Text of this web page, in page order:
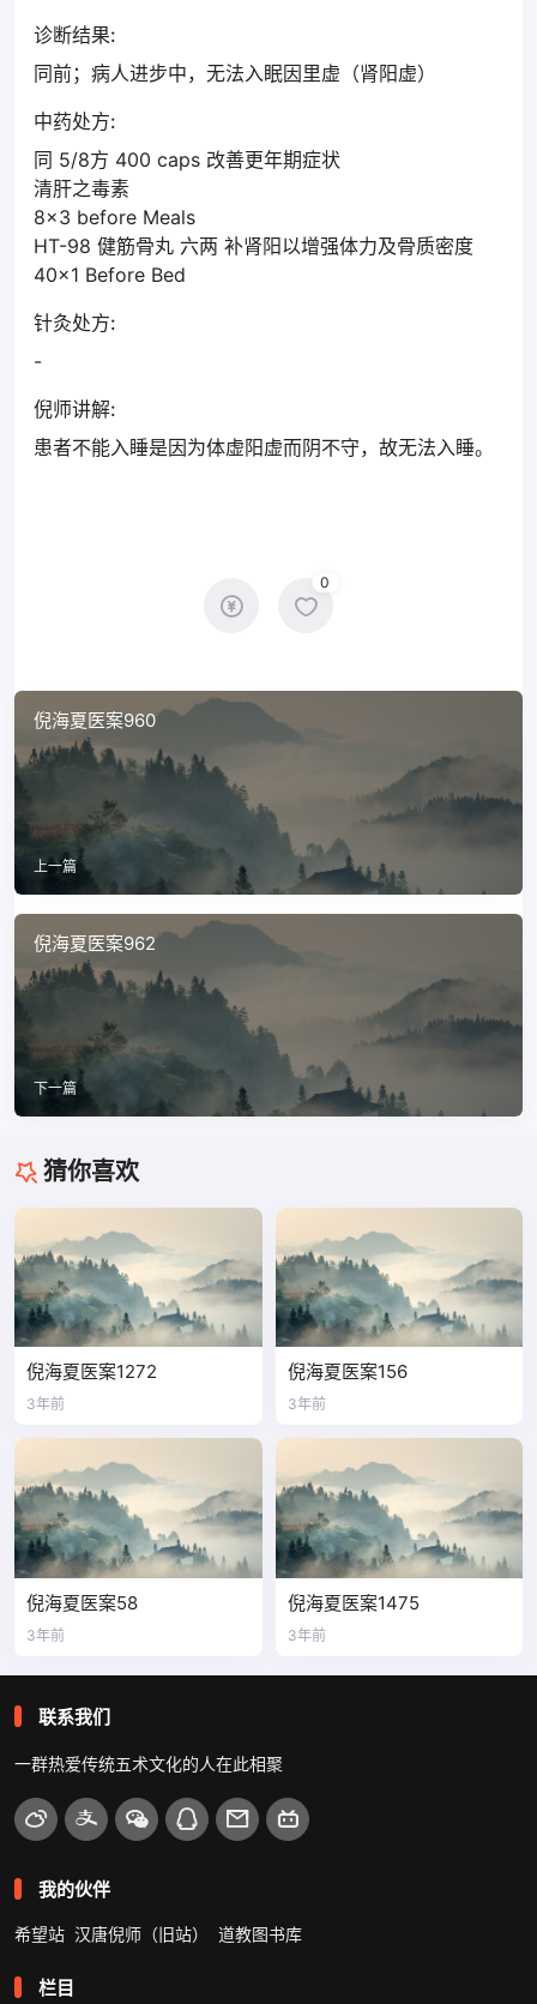
诊断结果:
同前；病人进步中，无法入眠因里虚（肾阳虚）
中药处方:
同 5/8方 400 caps 改善更年期症状
清肝之毒素
8×3 before Meals
HT-98 健筋骨丸 六两 补肾阳以增强体力及骨质密度
40×1 Before Bed
针灸处方:
-
倪师讲解:
患者不能入睡是因为体虚阳虚而阴不守，故无法入睡。
0
倪海夏医案960
上一篇
倪海夏医案962
下一篇
猜你喜欢
倪海夏医案1272
3年前
倪海夏医案156
3年前
倪海夏医案58
3年前
倪海夏医案1475
3年前
联系我们
一群热爱传统五术文化的人在此相聚
我的伙伴
希望站 汉唐倪师（旧站） 道教图书库
栏目